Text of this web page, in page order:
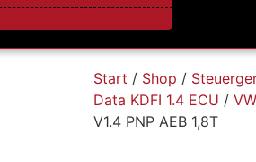
Start / Shop /
Data KDFI 1.4 ECU /
V1.4 PNP AEB 1,8T